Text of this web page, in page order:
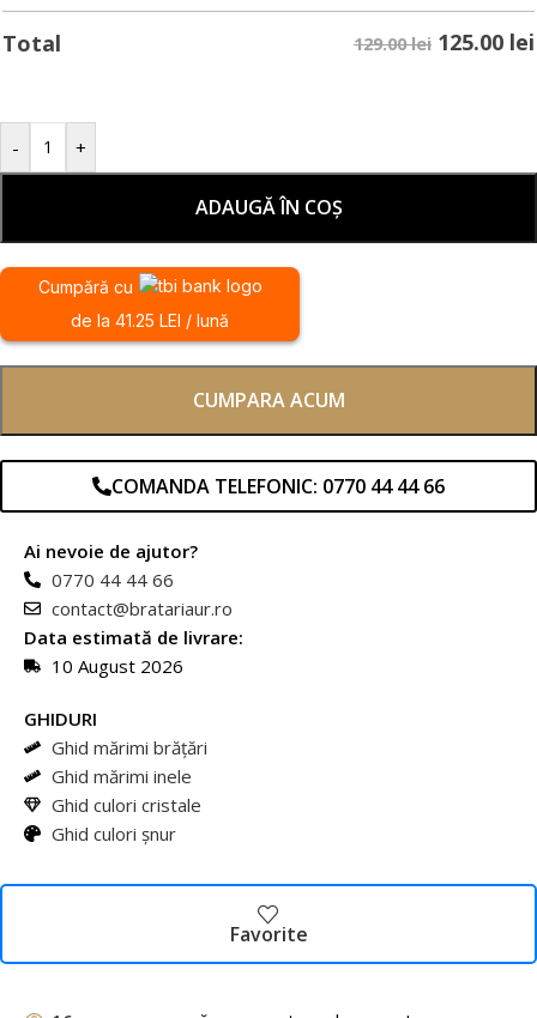
Total 129.00 lei 125.00 lei
- +
ADAUGĂ ÎN COȘ
Cumpără cu
de la 41.25 LEI / lună
CUMPARA ACUM
COMANDA TELEFONIC: 0770 44 44 66
Ai nevoie de ajutor?
0770 44 44 66
contact@bratariaur.ro
Data estimată de livrare:
10 August 2026
GHIDURI
Ghid mărimi brățări
Ghid mărimi inele
Ghid culori cristale
Ghid culori șnur
Favorite